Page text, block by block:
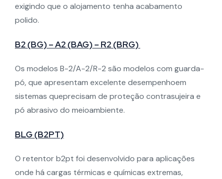
exigindo que o alojamento tenha acabamento
polido.
B2 (BG) – A2 (BAG) – R2 (BRG)
Os modelos B-2/A-2/R-2 são modelos com guarda-
pó, que apresentam excelente desempenhoem
sistemas queprecisam de proteção contrasujeira e
pó abrasivo do meioambiente.
BLG (B2PT)
O retentor b2pt foi desenvolvido para aplicações
onde há cargas térmicas e químicas extremas,